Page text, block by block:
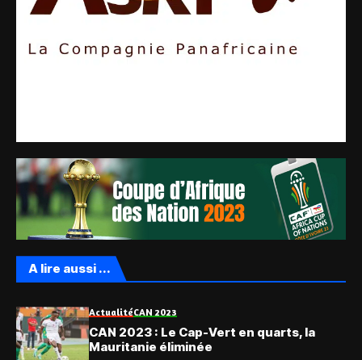
A lire aussi ...
ActualitéCAN 2023
CAN 2023 : Le Cap-Vert en quarts, la
Mauritanie éliminée